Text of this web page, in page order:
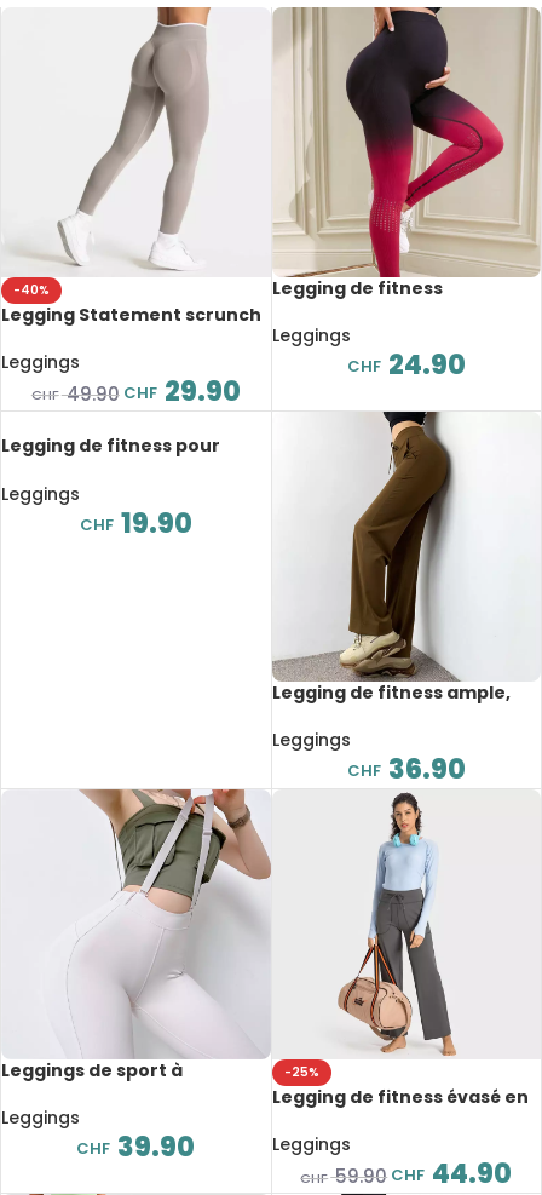
-40%
Legging Statement scrunch
tissu doux, plusieurs coloris
Leggings
CHF49.90 CHF 29.90
Legging de fitness
enceinte, taille haute,
extensible
Leggings
CHF 24.90
Legging de fitness pour
haute, extensible et
confortable
Leggings
CHF 19.90
Legging de fitness ample,
Leggings
CHF 36.90
Leggings de sport à
élastique
Leggings
CHF 39.90
-25%
Legging de fitness évasé en
cordon de serrage
Leggings
CHF59.90 CHF 44.90